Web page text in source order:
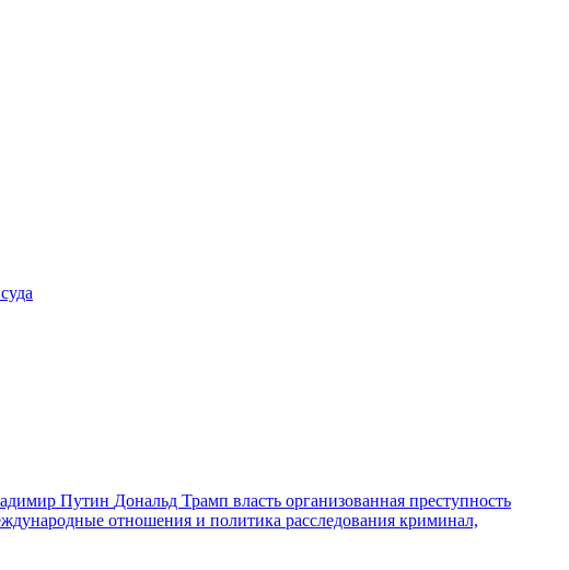
Путин Дональд Трамп власть организованная преступность
отношения и политика расследования криминал,